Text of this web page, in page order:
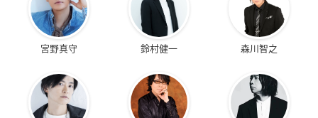
宮野真守 鈴村健一 森川智之